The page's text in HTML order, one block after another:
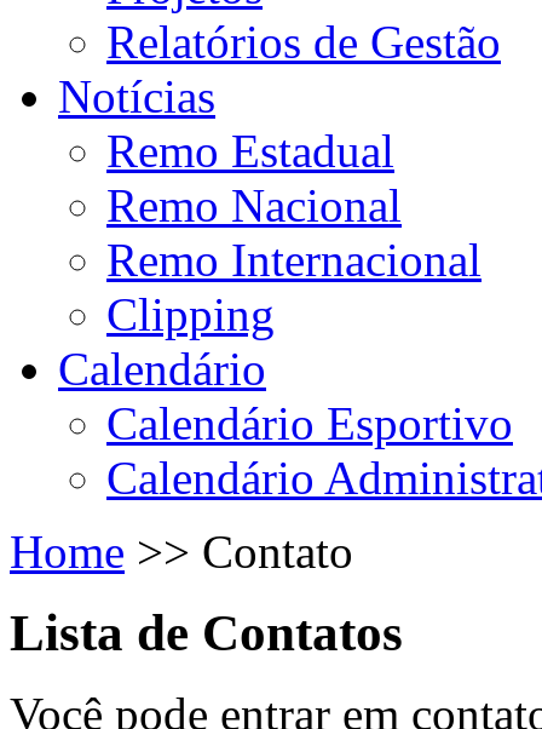
Relatórios de Gestão
Notícias
Remo Estadual
Remo Nacional
Remo Internacional
Clipping
Calendário
Calendário Esportivo
Calendário
Home >> Contato
Lista de Contatos
Você pode entrar em